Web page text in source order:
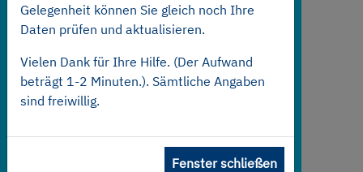
Mai 2023
(1 Eintrag)
April 2023(2 Einträge)
März 2023(3 Einträge)
(2 Einträge)
Gelegenheit können Sie gleich noch Ihre
Daten prüfen und aktualisieren.
Vielen Dank für Ihre Hilfe. (Der Aufwand
beträgt 1-2 Minuten.). Sämtliche Angaben
sind freiwillig.
Fenster schließen